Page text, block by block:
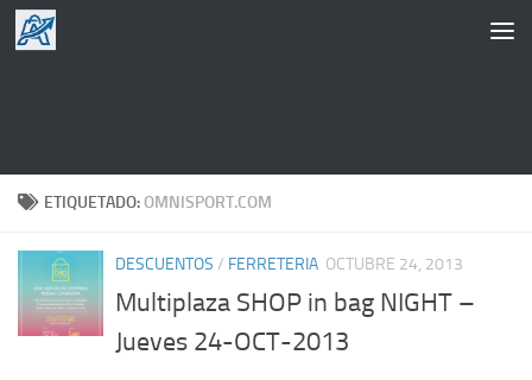
Saltar al contenido
ETIQUETADO:OMNISPORT.COM
DESCUENTOS / FERRETERIA OCTUBRE 24, 2013
Multiplaza SHOP in bag NIGHT –
Jueves 24-OCT-2013